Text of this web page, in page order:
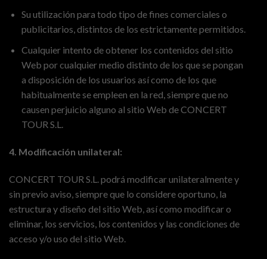
Su utilización para todo tipo de fines comerciales o
publicitarios, distintos de los estrictamente permitidos.
Cualquier intento de obtener los contenidos del sitio
Web por cualquier medio distinto de los que se pongan
a disposición de los usuarios así como de los que
habitualmente se empleen en la red, siempre que no
causen perjuicio alguno al sitio Web de CONCERT
TOUR S.L.
4. Modificación unilateral:
CONCERT TOUR S.L. podrá modificar unilateralmente y
sin previo aviso, siempre que lo considere oportuno, la
estructura y diseño del sitio Web, así como modificar o
eliminar, los servicios, los contenidos y las condiciones de
acceso y/o uso del sitio Web.